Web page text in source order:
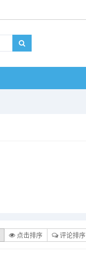
点击排序 评论排序